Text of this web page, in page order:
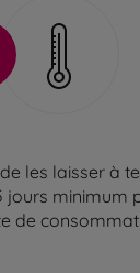
les laisser
de